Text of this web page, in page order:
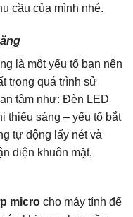
cầu của mình nhé.
là một yếu tố bạn nên
trong quá trình sử
tâm như: Đèn LED
thiếu sáng – yếu tố bắt
tự động lấy nét và
diện khuôn mặt,
micro cho máy tính để